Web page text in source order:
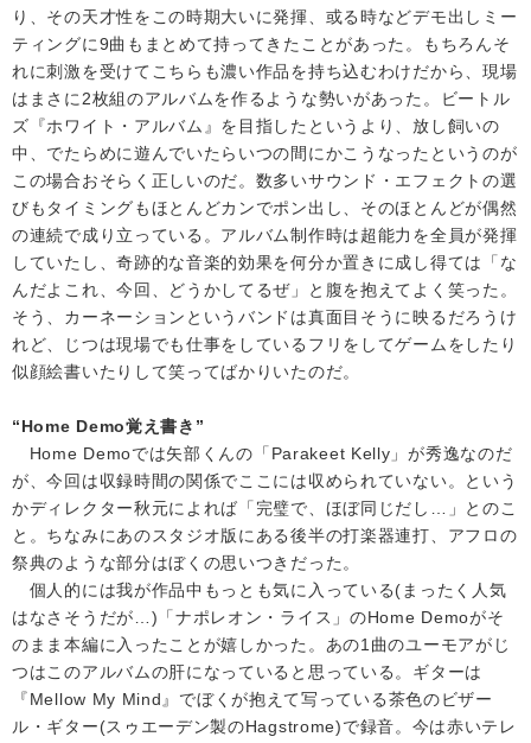
り、その天才性をこの時期大いに発揮、或る時などデモ出しミー
ティングに9曲もまとめて持ってきたことがあった。もちろんそ
れに刺激を受けてこちらも濃い作品を持ち込むわけだから、現場
はまさに2枚組のアルバムを作るような勢いがあった。ビートル
ズ『ホワイト・アルバム』を目指したというより、放し飼いの
中、でたらめに遊んでいたらいつの間にかこうなったというのが
この場合おそらく正しいのだ。数多いサウンド・エフェクトの選
びもタイミングもほとんどカンでポン出し、そのほとんどが偶然
の連続で成り立っている。アルバム制作時は超能力を全員が発揮
していたし、奇跡的な音楽的効果を何分か置きに成し得ては「な
んだよこれ、今回、どうかしてるぜ」と腹を抱えてよく笑った。
そう、カーネーションというバンドは真面目そうに映るだろうけ
れど、じつは現場でも仕事をしているフリをしてゲームをしたり
似顔絵書いたりして笑ってばかりいたのだ。
“Home Demo覚え書き”
Home Demoでは矢部くんの「Parakeet Kelly」が秀逸なのだ
が、今回は収録時間の関係でここには収められていない。という
かディレクター秋元によれば「完璧で、ほぼ同じだし…」とのこ
と。ちなみにあのスタジオ版にある後半の打楽器連打、アフロの
祭典のような部分はぼくの思いつきだった。
個人的には我が作品中もっとも気に入っている(まったく人気
はなさそうだが…)「ナポレオン・ライス」のHome Demoがそ
のまま本編に入ったことが嬉しかった。あの1曲のユーモアがじ
つはこのアルバムの肝になっていると思っている。ギターは
『Mellow My Mind』でぼくが抱えて写っている茶色のビザー
ル・ギター(スゥエーデン製のHagstrome)で録音。今は赤いテレ